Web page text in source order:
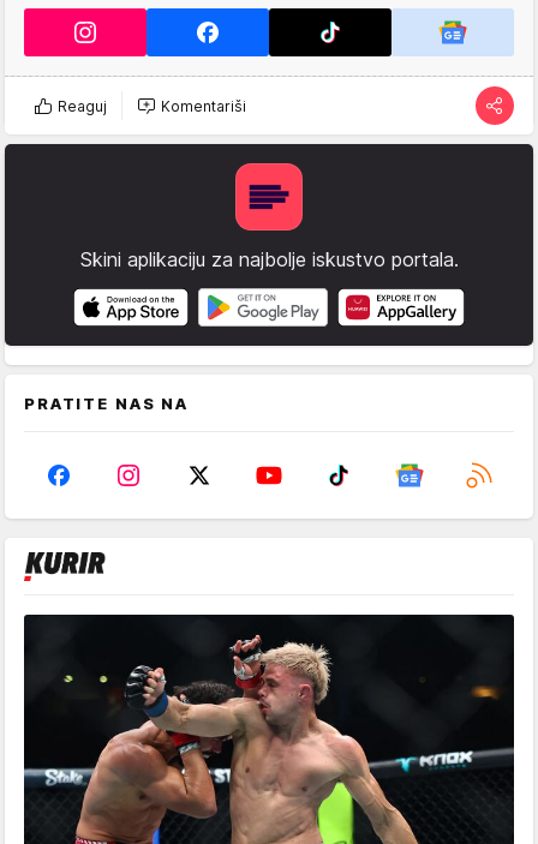
Reaguj Komentariši
Skini aplikaciju za najbolje iskustvo portala.
PRATITE NAS NA